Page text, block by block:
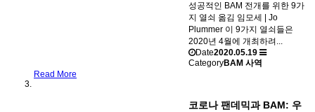
성공적인 BAM 전개를 위한 9가
지 열쇠 옮김 임모세 | Jo
Plummer 이 9가지 열쇠들은
2020년 4월에 개최하려...
Date2020.05.19
CategoryBAM 사역
Read More
코로나 팬데믹과 BAM: 우